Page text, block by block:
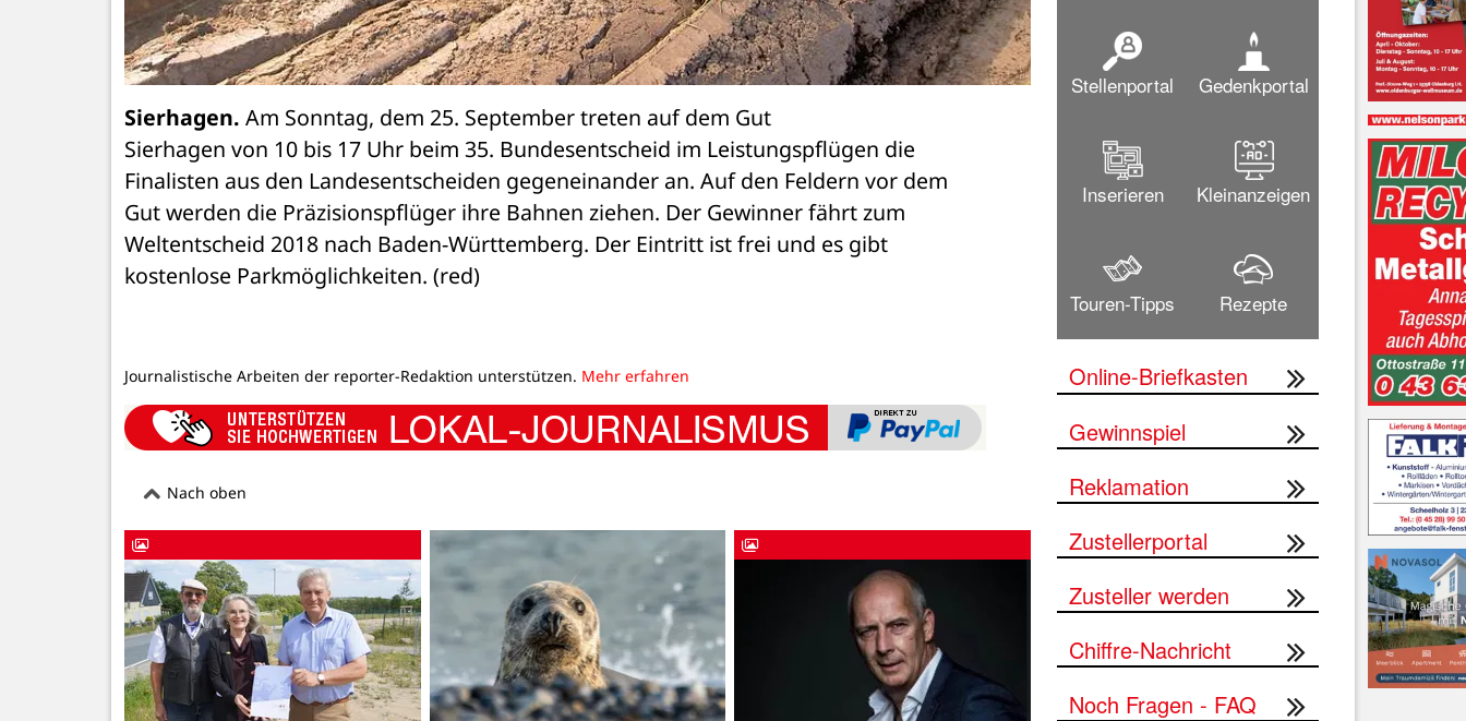
Sierhagen. Am Sonntag, dem 25. September treten auf dem Gut
Sierhagen von 10 bis 17 Uhr beim 35. Bundesentscheid im Leistungspflügen die
Finalisten aus den Landesentscheiden gegeneinander an. Auf den Feldern vor dem
Gut werden die Präzisionspflüger ihre Bahnen ziehen. Der Gewinner fährt zum
Weltentscheid 2018 nach Baden-Württemberg. Der Eintritt ist frei und es gibt
kostenlose Parkmöglichkeiten. (red)
Journalistische Arbeiten der reporter-Redaktion unterstützen. Mehr erfahren
Nach oben
Stellenportal Gedenkportal
Inserieren Kleinanzeigen
Touren-Tipps Rezepte
Online-Briefkasten
Gewinnspiel
Reklamation
Zustellerportal
Zusteller werden
Chiffre-Nachricht
Noch Fragen - FAQ